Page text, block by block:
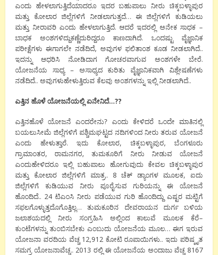
ಎಂದು ಹೇಳಲಾಗುತ್ತಿದೆಯಾದರೂ ಇದರ ಬಹುಪಾಲು ನೀರು ಚಿಕ್ಕಬಳ್ಳಾಪುರ
ಮತ್ತು ಕೋಲಾರ ಜಿಲ್ಲೆಗಳಿಗೆ ನೀಡಲಾಗುತ್ತದೆ… ಈ ಜಿಲ್ಲೆಗಳಿಗೆ ಕುಡಿಯಲು
ಮತ್ತು ನೀರಾವರಿ ಎಂದು ಹೇಳಲಾಗುತ್ತಿದೆ.ಆದರೆ ಇದರಲ್ಲಿ ಅನೇಕ ಸಾಧಕ –
ಬಾಧಕ
ಅಂಶಗಳಿದ್ದುಕಣ್ಣೆದುರಿದ್ದರೂ ಕಾಣದಾಗಿದೆ. ಒಂದಷ್ಟು
ವೈಜ್ಞಾನಿಕ
ಪರೀಕ್ಷೆಗಳು ಈಗಾಗಲೇ ನಡೆದಿದೆ,ಅವುಗಳ ಫಲಿತಾಂಶ ಕೂಡ ನೀಡಲಾಗಿದೆ..
ಇದನ್ನು
ಆಧರಿಸಿ ನೋಡಿದಾಗ ಗೋಚರವಾಗುವ ಅಂಶಗಳೇ ಬೇರೆ.
ಯೋಜನೆಯ
ಸಾಧ್ಯ – ಅಸಾಧ್ಯದ ಕುರಿತು ವೈಜ್ಞಾನಿಕವಾಗಿ
ವಿಶ್ಲೇಷಣೆಗಳು
ನಡೆದಿದೆ..ಅವುಗಳುಹೇಳುತ್ತಿರುವ ಕೆಲವು ಅಂಶಗಳನ್ನು ಇಲ್ಲಿ ನೀಡಲಾಗಿದೆ..
ಎತ್ತಿನ ಹೊಳೆ ಯೋಜನೆಯಲ್ಲಿ ಏನೇನಿದೆ…??
ಎತ್ತಿನಹೊಳೆ ಯೋಜನೆ ಎಂದರೇನು? ಎಂದು ಕೇಳಿದರೆ ಒಂದೇ ಮಾತಿನಲ್ಲಿ
ಬಯಲುಸೀಮೆ ಜಿಲ್ಲೆಗಳಿಗೆ ಪಶ್ಚಿಮಘಟ್ಟದ ನದಿಗಳಿಂದ ನೀರು ತರುವ ಯೋಜನೆ
ಎಂದು
ಹೇಳುತ್ತಾರೆ. ಇದು ಕೋಲಾರ, ಚಿಕ್ಕಬಳ್ಳಾಪುರ, ಬೆಂಗಳೂರು
ಗ್ರಾಮಾಂತರ,ರಾಮನಗರ,ತುಮಕೂರಿಗೆ ನೀರು ನೀಡುವ
ಯೋಜನೆ
ಎಂದುಹೇಳಿದರೂ ಇಲ್ಲಿ ಬಹುಪಾಲು ಹೋಗುವುದು ಕೇವಲ ಚಿಕ್ಕಬಳ್ಳಾಪುರ
ಮತ್ತು ಕೋಲಾರ ಜಿಲ್ಲೆಗಳಿಗೆ ಮಾತ್ರ.. 8ಚೆಕ್ ಡ್ಯಾಂಗಳ ಮೂಲಕ, ಐದು
ಜಿಲ್ಲೆಗಳಿಗೆ
ಕುಡಿಯುವ ನೀರು ಪೂರೈಸುವ ಗುರಿಯನ್ನು ಈ
ಯೋಜನೆ
ಹೊಂದಿದೆ.. 24ಟಿಎಂಸಿ ನೀರು ಪಡೆಯುವ ಗುರಿ ಹೊಂದಿದ್ದು ಎಷ್ಟರ ಮಟ್ಟಿಗೆ
ಸಫಲಗೊಳ್ಳುತ್ತದೊಗೊತ್ತಿಲ್ಲ…ತುಮಕೂರಿನ ದೇವರಾಯನ ದುರ್ಗ ಬಳಿಯ
ಜಲಾಶಯದಲ್ಲಿ
ನೀರು ಸಂಗ್ರಹಿಸಿ ಅಲ್ಲಿಂದ ಕಾಲುವೆ ಮೂಲಕ ಕೆರೆ–
ಕುಂಟೆಗಳನ್ನು ತುಂಬಿಸಬೇಕು ಎಂಬುದು ಯೋಜನೆಯ ಮೂಲ… ಈಗ ಇರುವ
ಯೋಜನಾ ವರದಿಯ ವೆಚ್ಚ 12,912 ಕೋಟಿ ರೂಪಾಯಿಗಳು..ಇದು ಪರಿಷ್ಕೃತ
ಸಮಗ್ರ ಯೋಜನಾವೆಚ್ಚ.. 2013 ರಲ್ಲಿ ಈ ಯೋಜನೆಯ ಅಂದಾಜು ವೆಚ್ಚ 8167